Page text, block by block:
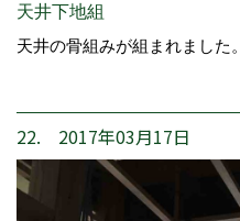
天井下地組
天井の骨組みが組まれました。
22. 2017年03月17日